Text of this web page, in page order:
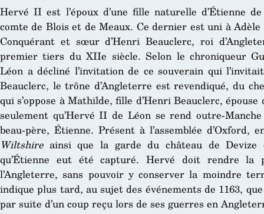
Hervé II est l’époux d’une fille naturelle d’Étienne
comte de Blois et de Meaux. Ce dernier est uni à
Conquérant et sœur d’Henri Beauclerc, roi
premier tiers du XIIe siècle. Selon le chroniqueur
Léon a décliné l’invitation de ce souverain qui
Beauclerc, le trône d’Angleterre est revendiqué, du
qui s’oppose à Mathilde, fille d’Henri Beauclerc,
seulement qu’Hervé II de Léon se rend outre-
beau-père, Étienne. Présent à l’assemblée
Wiltshireainsi que la garde du château de Devize
qu’Étienne eut été capturé. Hervé doit rendre
l’Angleterre, sans pouvoir y conserver la moindre
indique plus tard, au sujet des événements de 1163,
par suite d’un coup reçu lors de ses guerres en